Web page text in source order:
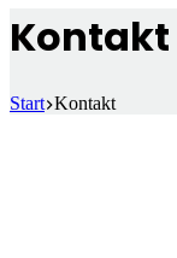
Kontakt
Start Kontakt